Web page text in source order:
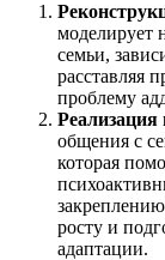
моделирует
семьи,
расставляя
проблему
Реализация
общения с
которая
росту и
адаптации.